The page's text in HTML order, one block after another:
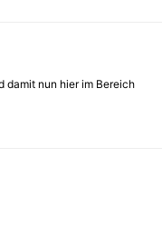
damit nun hier im Bereich